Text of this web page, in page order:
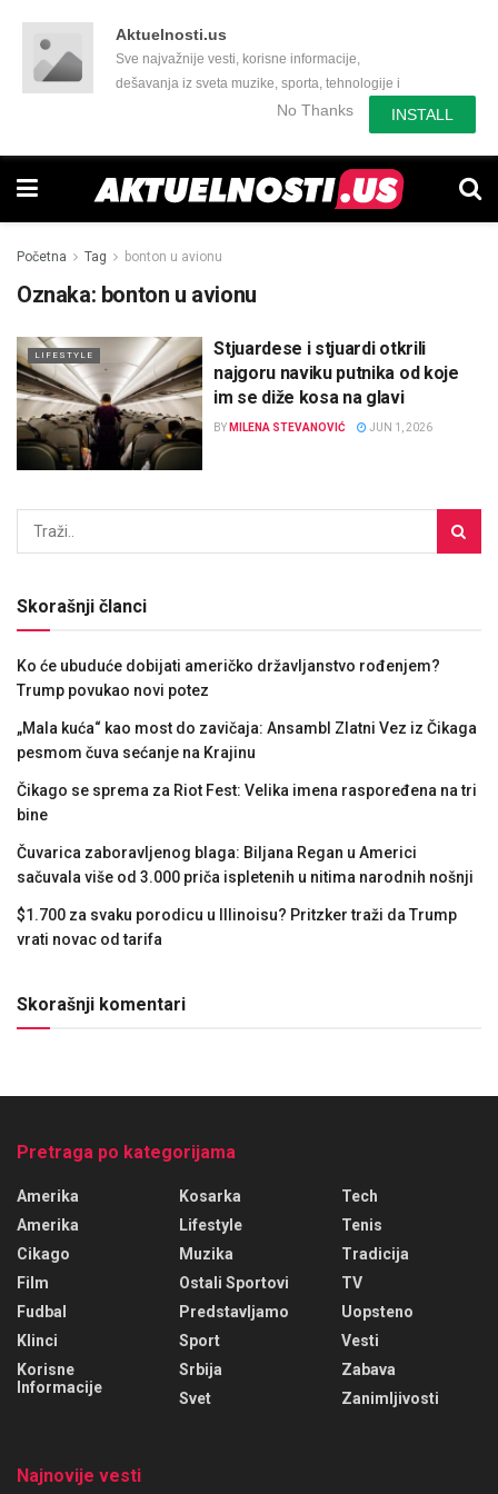
Aktuelnosti.us
Sve najvažnije vesti, korisne informacije,
dešavanja iz sveta muzike, sporta, tehnologije i
još mnogo toga zanimljivog.No Thanks INSTALL
Početna Tag bonton u avionu
Oznaka: bonton u avionu
LIFESTYLE
Stjuardese i stjuardi otkrili
najgoru naviku putnika od koje
im se diže kosa na glavi
BY MILENA STEVANOVIĆ JUN 1, 2026
Skorašnji članci
Ko će ubuduće dobijati američko državljanstvo rođenjem?
Trump povukao novi potez
„Mala kuća“ kao most do zavičaja: Ansambl Zlatni Vez iz Čikaga
pesmom čuva sećanje na Krajinu
Čikago se sprema za Riot Fest: Velika imena raspoređena na tri
bine
Čuvarica zaboravljenog blaga: Biljana Regan u Americi
sačuvala više od 3.000 priča ispletenih u nitima narodnih nošnji
$1.700 za svaku porodicu u Illinoisu? Pritzker traži da Trump
vrati novac od tarifa
Skorašnji komentari
Pretraga po kategorijama
Amerika
Amerika
Cikago
Film
Fudbal
Klinci
Korisne
Informacije
Kosarka
Lifestyle
Muzika
Ostali Sportovi
Predstavljamo
Sport
Srbija
Svet
Tech
Tenis
Tradicija
TV
Uopsteno
Vesti
Zabava
Zanimljivosti
Najnovije vesti